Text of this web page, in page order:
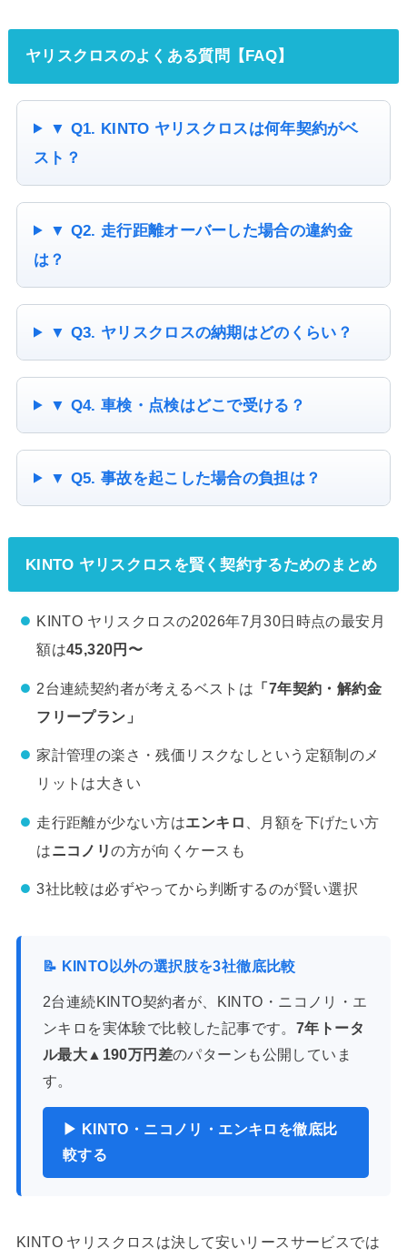
ヤリスクロスのよくある質問【FAQ】
▼ Q1. KINTO ヤリスクロスは何年契約がベ
スト？
▼ Q2. 走行距離オーバーした場合の違約金
は？
▼ Q3. ヤリスクロスの納期はどのくらい？
▼ Q4. 車検・点検はどこで受ける？
▼ Q5. 事故を起こした場合の負担は？
KINTO ヤリスクロスを賢く契約するためのまとめ
KINTO ヤリスクロスの2026年7月30日時点の最安月
額は45,320円〜
2台連続契約者が考えるベストは 「7年契約・解約金
フリープラン」
家計管理の楽さ・残価リスクなしという定額制のメ
リットは大きい
走行距離が少ない方はエンキロ
、月額を下げたい方
はニコノリの方が向くケースも
3社比較は必ずやってから判断するのが賢い選択
📝 KINTO以外の選択肢を3社徹底比較
2台連続KINTO契約者が、KINTO・ニコノリ・エ
ンキロを実体験で比較した記事です。 7年トータ
ル最大▲190万円差のパターンも公開していま
す。
▶ KINTO・ニコノリ・エンキロを徹底比
較する
KINTO ヤリスクロスは決して安いリースサービスでは